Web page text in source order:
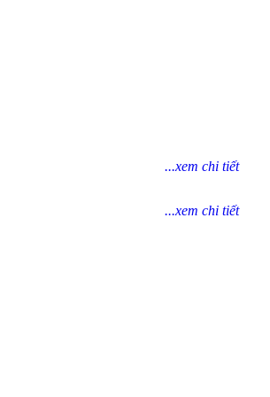
...xem chi tiết
...xem chi tiết